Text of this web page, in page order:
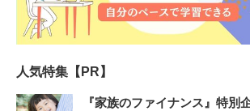
人気特集【PR】
『家族のファイナンス』特別